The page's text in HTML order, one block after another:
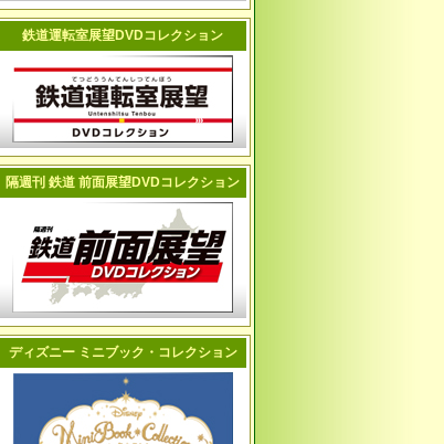
鉄道運転室展望DVDコレクション
隔週刊 鉄道 前面展望DVDコレクション
ディズニー ミニブック・コレクション